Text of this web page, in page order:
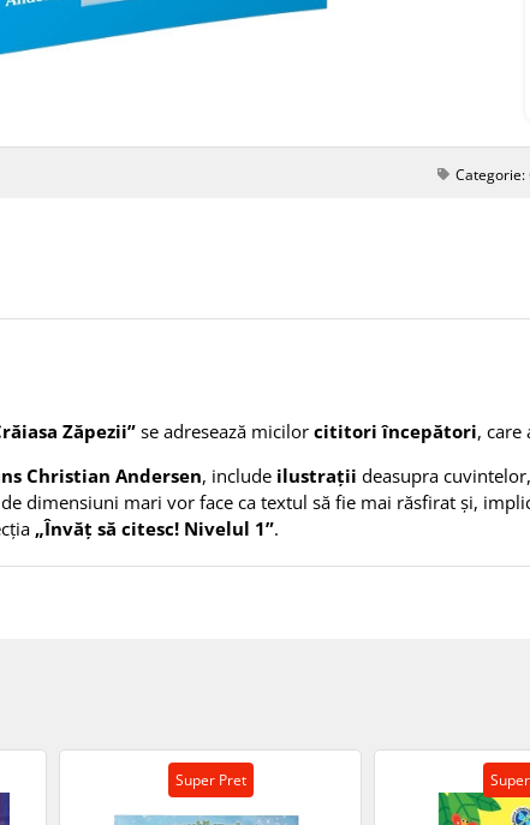
Categorie:
Zăpezii” se adresează micilor cititori începători, care
Christian Andersen, include ilustrații deasupra
dimensiuni mari vor face ca textul să fie mai răsfirat și,
„Învăț să citesc! Nivelul 1”.
Super Pret